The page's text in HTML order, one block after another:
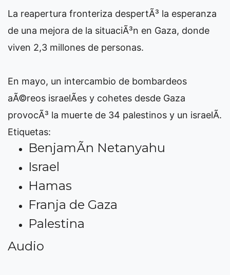
La reapertura fronteriza despertÃ³ la esperanza
de una mejora de la situaciÃ³n en Gaza, donde
viven 2,3 millones de personas.
En mayo, un intercambio de bombardeos
aÃ©reos israelÃ­es y cohetes desde Gaza
provocÃ³ la muerte de 34 palestinos y un israelÃ­.
Etiquetas:
BenjamÃ­n Netanyahu
Israel
Hamas
Franja de Gaza
Palestina
Audio